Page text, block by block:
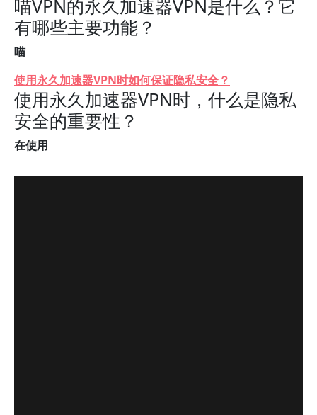
喵VPN的永久加速器VPN是什么？它
有哪些主要功能？
喵
使用永久加速器VPN时如何保证隐私安全？
使用永久加速器VPN时，什么是隐私
安全的重要性？
在使用